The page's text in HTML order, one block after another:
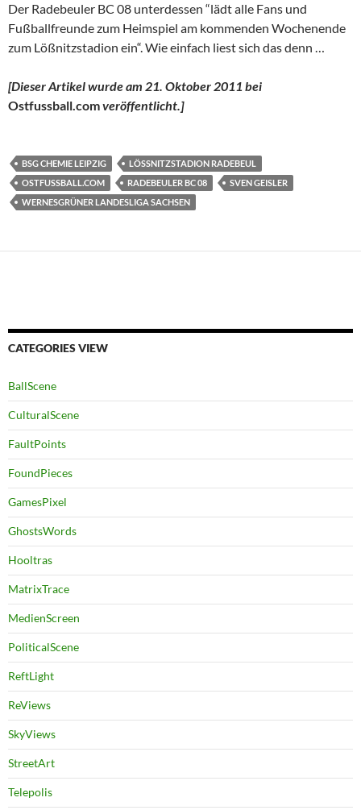
Der Radebeuler BC 08 unterdessen “lädt alle Fans und
Fußballfreunde zum Heimspiel am kommenden Wochenende
zum Lößnitzstadion ein“. Wie einfach liest sich das denn …
[Dieser Artikel wurde am 21. Oktober 2011 bei
Ostfussball.comveröffentlicht.]
BSG CHEMIE LEIPZIG
LÖSSNITZSTADION RADEBEUL
OSTFUSSBALL.COM
RADEBEULER BC 08
SVEN GEISLER
WERNESGRÜNER LANDESLIGA SACHSEN
CATEGORIES VIEW
BallScene
CulturalScene
FaultPoints
FoundPieces
GamesPixel
GhostsWords
Hooltras
MatrixTrace
MedienScreen
PoliticalScene
ReftLight
ReViews
SkyViews
StreetArt
Telepolis